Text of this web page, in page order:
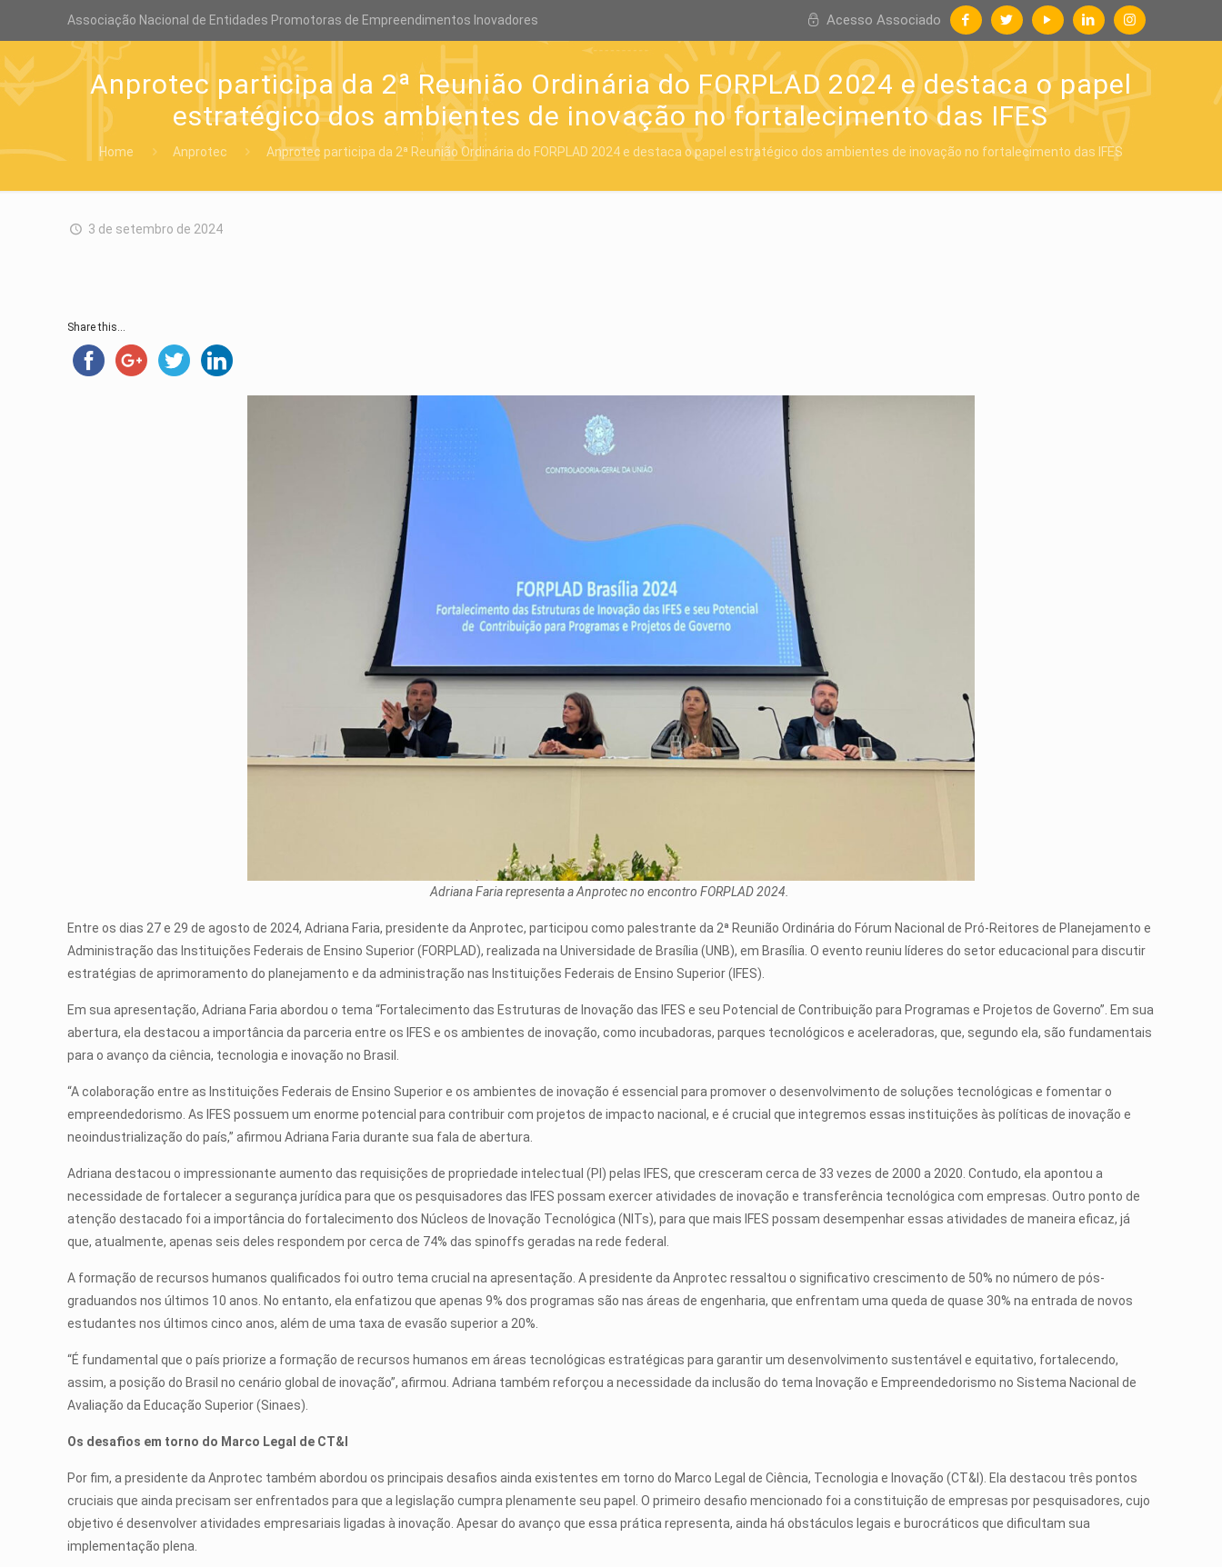
Associação Nacional de Entidades Promotoras de Empreendimentos Inovadores Acesso Associado
Anprotec participa da 2ª Reunião Ordinária do FORPLAD 2024 e destaca o papel
estratégico dos ambientes de inovação no fortalecimento das IFES
Home Anprotec Anprotec participa da 2ª Reunião Ordinária do FORPLAD 2024 e destaca o papel estratégico dos ambientes de inovação no fortalecimento das IFES
3 de setembro de 2024
Share this...
Adriana Faria representa a Anprotec no encontro FORPLAD 2024.
Entre os dias 27 e 29 de agosto de 2024, Adriana Faria, presidente da Anprotec, participou como palestrante da 2ª Reunião Ordinária do Fórum Nacional de Pró-Reitores de Planejamento e
Administração das Instituições Federais de Ensino Superior (FORPLAD), realizada na Universidade de Brasília (UNB), em Brasília. O evento reuniu líderes do setor educacional para discutir
estratégias de aprimoramento do planejamento e da administração nas Instituições Federais de Ensino Superior (IFES).
Em sua apresentação, Adriana Faria abordou o tema “Fortalecimento das Estruturas de Inovação das IFES e seu Potencial de Contribuição para Programas e Projetos de Governo”. Em sua
abertura, ela destacou a importância da parceria entre os IFES e os ambientes de inovação, como incubadoras, parques tecnológicos e aceleradoras, que, segundo ela, são fundamentais
para o avanço da ciência, tecnologia e inovação no Brasil.
“A colaboração entre as Instituições Federais de Ensino Superior e os ambientes de inovação é essencial para promover o desenvolvimento de soluções tecnológicas e fomentar o
empreendedorismo. As IFES possuem um enorme potencial para contribuir com projetos de impacto nacional, e é crucial que integremos essas instituições às políticas de inovação e
neoindustrialização do país,” afirmou Adriana Faria durante sua fala de abertura.
Adriana destacou o impressionante aumento das requisições de propriedade intelectual (PI) pelas IFES, que cresceram cerca de 33 vezes de 2000 a 2020. Contudo, ela apontou a
necessidade de fortalecer a segurança jurídica para que os pesquisadores das IFES possam exercer atividades de inovação e transferência tecnológica com empresas. Outro ponto de
atenção destacado foi a importância do fortalecimento dos Núcleos de Inovação Tecnológica (NITs), para que mais IFES possam desempenhar essas atividades de maneira eficaz, já
que, atualmente, apenas seis deles respondem por cerca de 74% das spinoffs geradas na rede federal.
A formação de recursos humanos qualificados foi outro tema crucial na apresentação. A presidente da Anprotec ressaltou o significativo crescimento de 50% no número de pós-
graduandos nos últimos 10 anos. No entanto, ela enfatizou que apenas 9% dos programas são nas áreas de engenharia, que enfrentam uma queda de quase 30% na entrada de novos
estudantes nos últimos cinco anos, além de uma taxa de evasão superior a 20%.
“É fundamental que o país priorize a formação de recursos humanos em áreas tecnológicas estratégicas para garantir um desenvolvimento sustentável e equitativo, fortalecendo,
assim, a posição do Brasil no cenário global de inovação”, afirmou. Adriana também reforçou a necessidade da inclusão do tema Inovação e Empreendedorismo no Sistema Nacional de
Avaliação da Educação Superior (Sinaes).
Os desafios em torno do Marco Legal de CT&I
Por fim, a presidente da Anprotec também abordou os principais desafios ainda existentes em torno do Marco Legal de Ciência, Tecnologia e Inovação (CT&I). Ela destacou três pontos
cruciais que ainda precisam ser enfrentados para que a legislação cumpra plenamente seu papel. O primeiro desafio mencionado foi a constituição de empresas por pesquisadores, cujo
objetivo é desenvolver atividades empresariais ligadas à inovação. Apesar do avanço que essa prática representa, ainda há obstáculos legais e burocráticos que dificultam sua
implementação plena.